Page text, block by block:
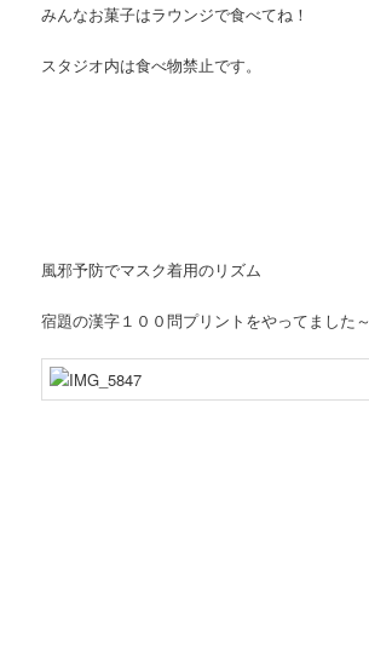
みんなお菓子はラウンジで食べてね！
スタジオ内は食べ物禁止です。
風邪予防でマスク着用のリズム
宿題の漢字１００問プリントをやってました～